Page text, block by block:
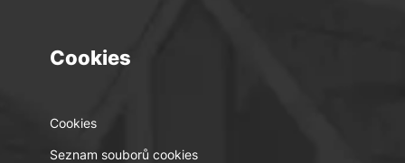
Cookies
Cookies
Seznam souborů cookies